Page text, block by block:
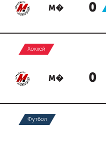
М� 0
Хоккей
М� 0
Футбол